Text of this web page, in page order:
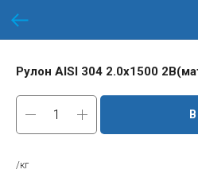
Рулон AISI 304 2.0х1500
/кг